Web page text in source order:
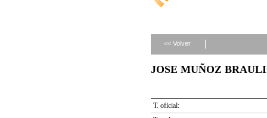
<< Volver
JOSE MUÑOZ
T. oficial: